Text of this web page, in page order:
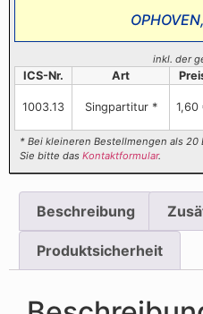
inkl. der
ICS-Nr. Art
1003.13 Singpartitur * 1,60
* Bei kleineren Bestellmengen als
Sie bitte dasKontaktformular.
Beschreibung
Produktsicherheit